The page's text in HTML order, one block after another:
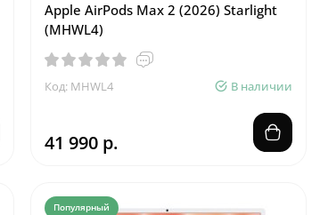
Apple AirPods Max 2 (2026) Starlight
(MHWL4)
Код: MHWL4 В наличии
41 990 р.
Популярный